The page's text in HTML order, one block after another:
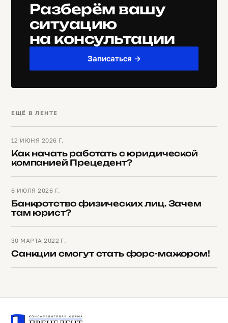
Разберём вашу
ситуацию
на консультации
Записаться →
ЕЩЁ В ЛЕНТЕ
12 ИЮНЯ 2026 Г.
Как начать работать с юридической
компанией Прецедент?
6 ИЮЛЯ 2026 Г.
Банкротство физических лиц. Зачем
там юрист?
30 МАРТА 2022 Г.
Санкции смогут стать форс-мажором!